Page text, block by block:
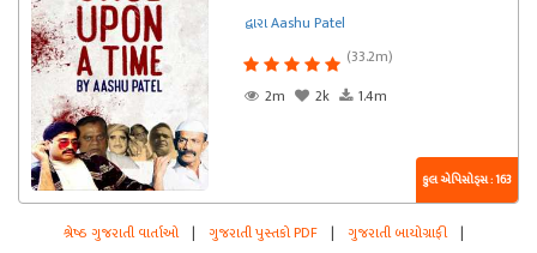
દ્વારા Aashu Patel
(33.2m)
2m
2k 1.4m
કુલ એપિસોડ્સ : 163
શ્રેષ્ઠ ગુજરાતી વાર્તાઓ | ગુજરાતી પુસ્તકો PDF | ગુજરાતી બાયોગ્રાફી |